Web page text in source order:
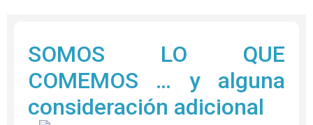
SOMOS LO QUE
COMEMOS … y alguna
consideración adicional